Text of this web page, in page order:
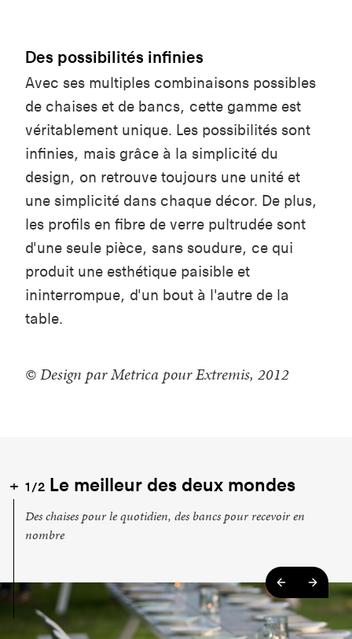
Des possibilités infinies
Avec ses multiples combinaisons possibles
de chaises et de bancs, cette gamme est
véritablement unique. Les possibilités sont
infinies, mais grâce à la simplicité du
design, on retrouve toujours une unité et
une simplicité dans chaque décor. De plus,
les profils en fibre de verre pultrudée sont
d'une seule pièce, sans soudure, ce qui
produit une esthétique paisible et
ininterrompue, d'un bout à l'autre de la
table.
© Design par Metrica pour Extremis, 2012
1/2 Le meilleur des deux mondes
Des chaises pour le quotidien, des bancs pour recevoir en
nombre